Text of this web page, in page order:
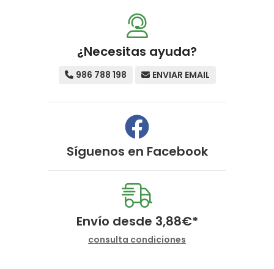
¿Necesitas ayuda?
986 788 198 ENVIAR EMAIL
Síguenos en Facebook
Envío desde 3,88€*
consulta condiciones